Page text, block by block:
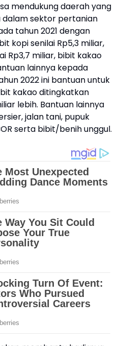
mendukung daerah yang
dalam sektor pertanian
tahun 2021 dengan
kopi senilai Rp5,3 miliar,
Rp3,7 miliar, bibit kakao
lainnya kepada
2022 ini bantuan untuk
kakao ditingkatkan
lebih. Bantuan lainnya
jalan tani, pupuk
serta bibit/benih unggul.